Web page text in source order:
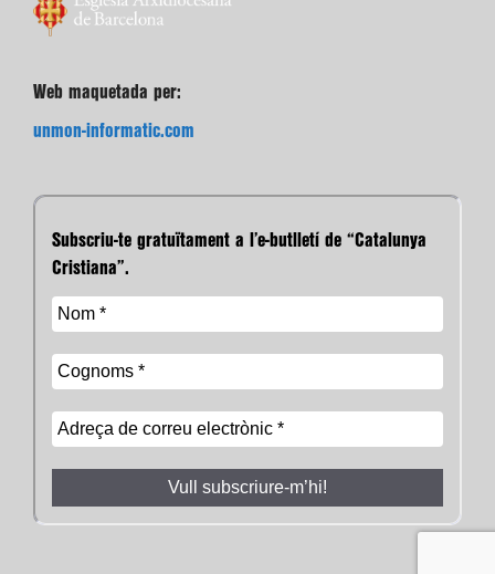
Web maquetada per:
unmon-informatic.com
Subscriu-te gratuïtament a l’e-butlletí de “Catalunya
Cristiana”.